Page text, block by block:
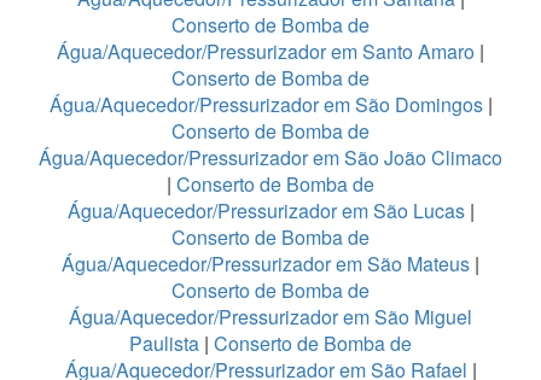
Conserto de Bomba de
Água/Aquecedor/Pressurizador em Santo Amaro |
Conserto de Bomba de
Água/Aquecedor/Pressurizador em São Domingos|
Conserto de Bomba de
Água/Aquecedor/Pressurizador em São João Climaco
| Conserto de Bomba de
Água/Aquecedor/Pressurizador em São Lucas|
Conserto de Bomba de
Água/Aquecedor/Pressurizador em São Mateus |
Conserto de Bomba de
Água/Aquecedor/Pressurizador em São Miguel
Paulista | Conserto de Bomba de
Água/Aquecedor/Pressurizador em São Rafael |